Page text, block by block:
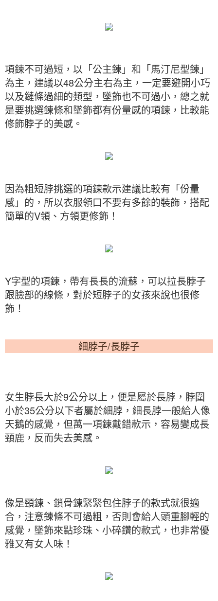
項鍊不可過短，以「公主鍊」和「馬汀尼型鍊」
為主，建議以48公分主右為主，一定要避開小巧
以及鏈條過細的類型，墜飾也不可過小，總之就
是要挑選鍊條和墜飾都有份量感的項鍊，比較能
修飾脖子的美感。
因為粗短脖挑選的項鍊款示建議比較有「份量
感」的，所以衣服領口不要有多餘的裝飾，搭配
簡單的V領、方領更修飾！
Y字型的項鍊，帶有長長的流蘇，可以拉長脖子
跟臉部的線條，對於短脖子的女孩來說也很修
飾！
細脖子/長脖子
女生脖長大於9公分以上，便是屬於長脖，脖圍
小於35公分以下者屬於細脖，細長脖一般給人像
天鵝的感覺，但萬一項鍊戴錯款示，容易變成長
頸鹿，反而失去美感。
像是頸鍊、鎖骨鍊緊緊包住脖子的款式就很適
合，注意鍊條不可過粗，否則會給人頭重腳輕的
感覺，墜飾來點珍珠、小碎鑽的款式，也非常優
雅又有女人味！